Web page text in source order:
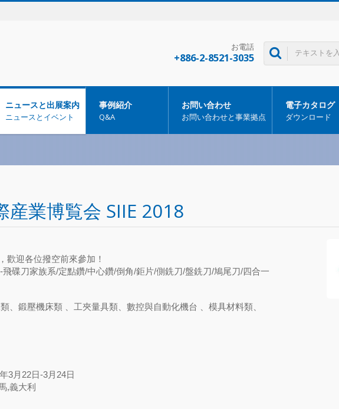
お電話
+886-2-8521-3035
ニュースと出展案内
ニュースとイベント
事例紹介
Q&A
お問い合わせ
お問い合わせと事業拠点
電子カタログ
ダウンロード
産業博覧会 SIIE 2018
歡迎各位撥空前來參加！
飛碟刀家族系/定點鑽/中心鑽/倒角/鉅片/側銑刀/盤銑刀/鳩尾刀/四合一
、鍛壓機床類 、工夾量具類、數控與自動化機台 、模具材料類、
3月22日-3月24日
,義大利